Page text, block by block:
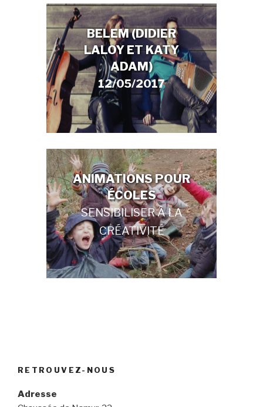
BELEM (DIDIER
LALOY ET KATY
ADAM)
12/05/2017
ANIMATIONS POUR
ÉCOLES
SENSIBILISER À LA
CRÉATIVITÉ
RETROUVEZ-NOUS
Adresse